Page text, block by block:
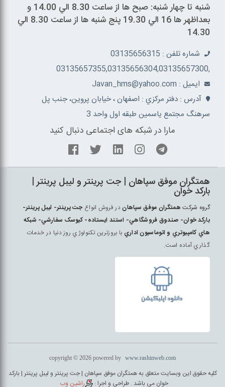
شنبه تا چهار شنبه: صبح ها از ساعت 8.30 الي 14.00 و
بعداظهر ها 16 الي 19.30 پنج شنبه ها از ساعت 8.30 الي
14.30
شماره تلفن : 03135656315
,03135657355,03135656304,03135657300
ايميل : Javan_hms@yahoo.com
آدرس : دفتر مرکزي : اصفهان ، خيابان پروين، جنب پل
سرهنگ مجتمع ياسمين طبقه اول واحد 3
مارا در شبکه های اجتماعی دنبال کنید
همتگران موفق سپاهان | جت پرينتر و ليبل پرينتر |
بارکد خوان
گروه شرکت همتگران موفق سپاهاندر فروش انواع جت پرينتر- ليبل پرينتر-
بارکد خوان- صندوق فروشگاهي- استند ايستاده- کيوسک سفارشي- شبکه
هاي کامپيوتري و اتوماسيون اداري با بروزترين تکنولوژي روز دنيا در خدمات
گذاري آماده است.
copyright © 2026 powered by www.rashinweb.com
کلیه حقوق این وبسایت متعلق به همتگران موفق سپاهان | جت پرينتر و ليبل پرينتر | بارکد
خوان می باشد . طراحی و اجرا :
راشین وب